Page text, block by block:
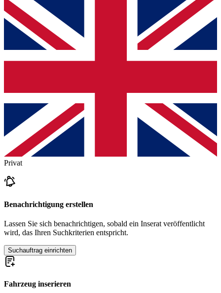
Privat
Benachrichtigung erstellen
Lassen Sie sich benachrichtigen, sobald ein Inserat veröffentlicht
wird, das Ihren Suchkriterien entspricht.
Suchauftrag einrichten
Fahrzeug inserieren